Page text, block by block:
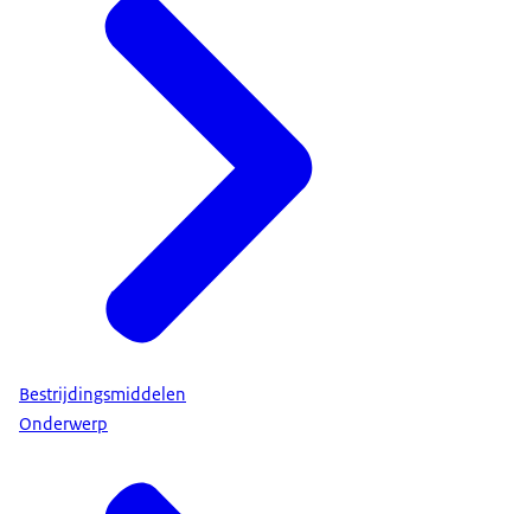
Bestrijdingsmiddelen
Onderwerp